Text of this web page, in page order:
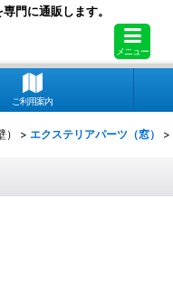
門に通販します。
メニュー
ご利用案内
> エクステリアパーツ（窓） >